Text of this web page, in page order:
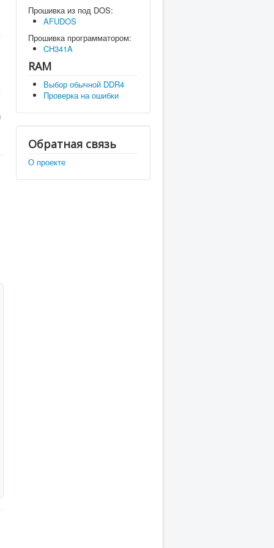
Прошивка из под DOS:
AFUDOS
Прошивка программатором:
CH341A
RAM
Выбор обычной DDR4
Проверка на ошибки
Обратная связь
О проекте